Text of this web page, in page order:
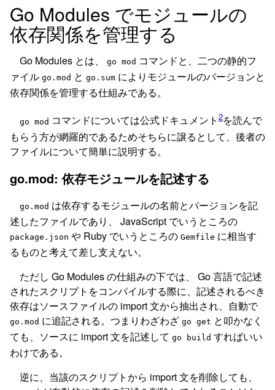
Go Modules でモジュールの
依存関係を管理する
Go Modules とは、 go mod コマンドと、二つの静的フ
ァイル go.mod と go.sum によりモジュールのバージョンと
依存関係を管理する仕組みである。
go mod コマンドについては公式ドキュメント 2を読んで
もらう方が網羅的であるためそちらに譲るとして、後者の
ファイルについて簡単に説明する。
go.mod: 依存モジュールを記述する
go.mod は依存するモジュールの名前とバージョンを記
述したファイルであり、 JavaScript でいうところの
package.json や Ruby でいうところの Gemfile に相当す
るものと考えて差し支えない。
ただし Go Modules の仕組みの下では、 Go 言語で記述
されたスクリプトをコンパイルする際に、記述されるべき
依存はソースファイルの import 文から抽出され、自動で
go.mod に追記される。つまりわざわざ go get と叩かなく
ても、ソースに import 文を記述して go build すればいい
わけである。
逆に、当該のスクリプトから import 文を削除しても、